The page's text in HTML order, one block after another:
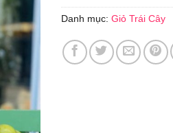
Danh mục: Giỏ Trái Cây